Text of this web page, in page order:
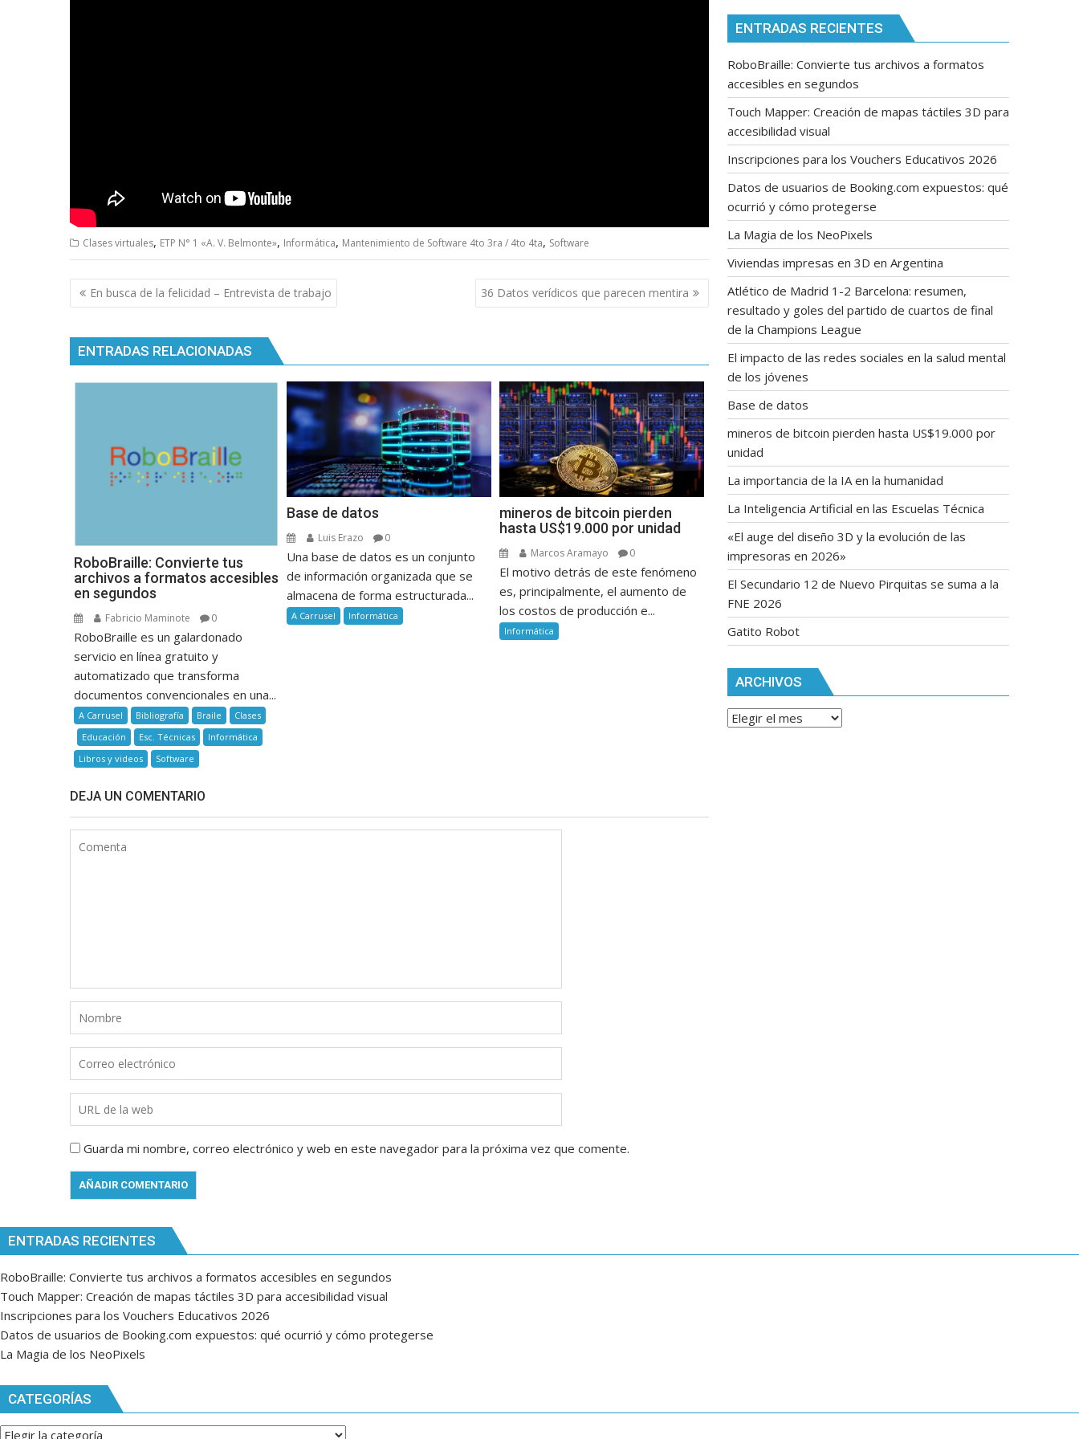
Clases virtuales, ETP N° 1 «A. V. Belmonte», Informática, Mantenimiento de Software 4to 3ra / 4to 4ta, Software
Navegación
de
En busca de la felicidad – Entrevista de trabajo 36 Datos verídicos que parecen mentira
ENTRADAS RELACIONADAS
RoboBraille: Convierte tus
archivos a formatos accesibles
en segundos
Fabricio Maminote 0
RoboBraille es un galardonado
servicio en línea gratuito y
automatizado que transforma
documentos convencionales en una...
A Carrusel Bibliografía Braile
Clases
Educación
Esc. Técnicas
Informática
Libros y videos
Software
Base de datos
Luis Erazo 0
Una base de datos es un conjunto
de información organizada que se
almacena de forma estructurada...
A Carrusel Informática
mineros de bitcoin pierden
hasta US$19.000 por unidad
Marcos Aramayo 0
El motivo detrás de este fenómeno
es, principalmente, el aumento de
los costos de producción e...
Informática
DEJA UN COMENTARIO
Guarda mi nombre, correo electrónico y web en este navegador para la próxima vez que comente.
ENTRADAS RECIENTES
RoboBraille: Convierte tus archivos a formatos
accesibles en segundos
Touch Mapper: Creación de mapas táctiles 3D para
accesibilidad visual
Inscripciones para los Vouchers Educativos 2026
Datos de usuarios de Booking.com expuestos: qué
ocurrió y cómo protegerse
La Magia de los NeoPixels
Viviendas impresas en 3D en Argentina
Atlético de Madrid 1-2 Barcelona: resumen,
resultado y goles del partido de cuartos de final
de la Champions League
El impacto de las redes sociales en la salud mental
de los jóvenes
Base de datos
mineros de bitcoin pierden hasta US$19.000 por
unidad
La importancia de la IA en la humanidad
La Inteligencia Artificial en las Escuelas Técnica
«El auge del diseño 3D y la evolución de las
impresoras en 2026»
El Secundario 12 de Nuevo Pirquitas se suma a la
FNE 2026
Gatito Robot
ARCHIVOS
Archivos
ENTRADAS RECIENTES
RoboBraille: Convierte tus archivos a formatos accesibles en segundos
Touch Mapper: Creación de mapas táctiles 3D para accesibilidad visual
Inscripciones para los Vouchers Educativos 2026
Datos de usuarios de Booking.com expuestos: qué ocurrió y cómo protegerse
La Magia de los NeoPixels
CATEGORÍAS
Categorías